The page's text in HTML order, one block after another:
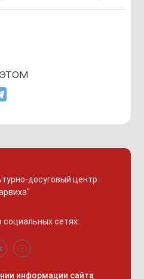
досуговый центр
социальных сетях:
информации сайта